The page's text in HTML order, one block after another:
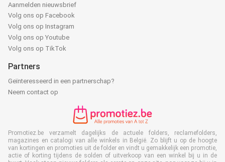
Aanmelden nieuwsbrief
Volg ons op Facebook
Volg ons op Instagram
Volg ons op Youtube
Volg ons op TikTok
Partners
Geïnteresseerd in een partnerschap?
Neem contact op
Promotiez.be verzamelt dagelijks de actuele folders, reclamefolders,
magazines en catalogi van alle winkels in België. Zo blijft u op de hoogte
van kortingen en promoties uit de folder en vindt u gemakkelijk een promotie,
actie of korting tijdens de solden of uitverkoop van een winkel bij u in de